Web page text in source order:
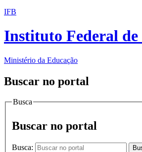
IFB
Instituto Federal
Ministério da Educação
Buscar no portal
Busca
Buscar no portal
Busca: